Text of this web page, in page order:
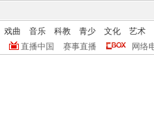
戏曲 音乐 科教 青少 文化
艺术
直播中国 赛事直播 网络